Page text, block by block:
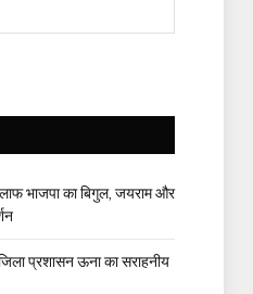
भाजपा का बिगुल, जयराम और
प्रशासन ऊना का सराहनीय